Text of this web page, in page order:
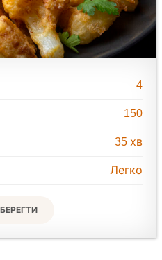
4
150
35 хв
Легко